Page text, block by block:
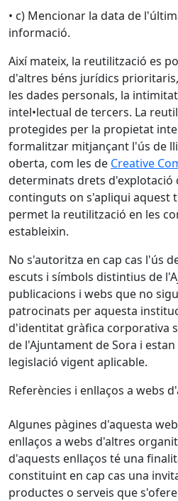
• c) Mencionar la data de
informació.
Així mateix, la reutilització es
d'altres béns jurídics
les dades personals, la
intel•lectual de tercers. La
protegides per la propietat
formalitzar mitjançant l'ús de
oberta, com les de Creative
determinats drets d'explotació
continguts on s'apliqui aquest
permet la reutilització en les
estableixin.
No s'autoritza en cap cas l'ús
escuts i símbols distintius de
publicacions i webs que no
patrocinats per aquesta
d'identitat gràfica corporativa
de l'Ajuntament de Sora i
legislació vigent aplicable.
Referències i enllaços a webs
Algunes pàgines d'aquesta
enllaços a webs d'altres
d'aquests enllaços té una
constituint en cap cas una
productes o serveis que